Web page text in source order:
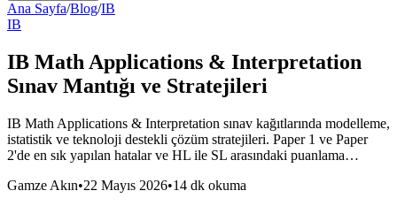
Ana Sayfa/Blog/IB
IB
IB Math Applications & Interpretation
Sınav Mantığı ve Stratejileri
IB Math Applications & Interpretation sınav kağıtlarında modelleme,
istatistik ve teknoloji destekli çözüm stratejileri. Paper 1 ve Paper
2'de en sık yapılan hatalar ve HL ile SL arasındaki puanlama…
Gamze Akın•22 Mayıs 2026•14 dk okuma